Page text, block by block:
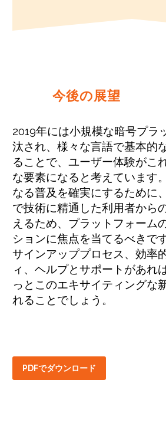
今後の展望
2019年には小規模な暗号プラ
汰され、様々な言語で基本的
ることで、ユーザー体験がこ
な要素になると考えています
なる普及を確実にするために
で技術に精通した利用者から
えるため、プラットフォーム
ションに焦点を当てるべきで
サインアッププロセス、効率
ィ、ヘルプとサポートがあれ
っとこのエキサイティングな
れることでしょう。
PDFでダウンロード